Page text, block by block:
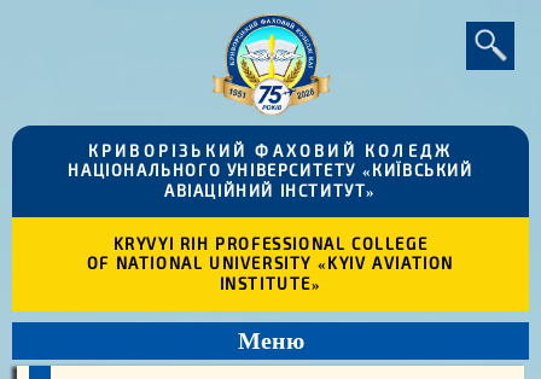
КРИВОРІЗЬКИЙ ФАХОВИЙ КОЛЕДЖ
НАЦІОНАЛЬНОГО УНІВЕРСИТЕТУ «КИЇВСЬКИЙ
АВІАЦІЙНИЙ ІНСТИТУТ»
KRYVYI RIH PROFESSIONAL COLLEGE
OF NATIONAL UNIVERSITY «KYIV AVIATION
INSTITUTE»
Меню